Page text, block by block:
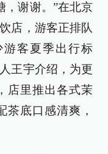
，谢谢。”在北京
店，游客正排队
客夏季出行标
王宇介绍，为更
店里推出各式茉
茶底口感清爽，